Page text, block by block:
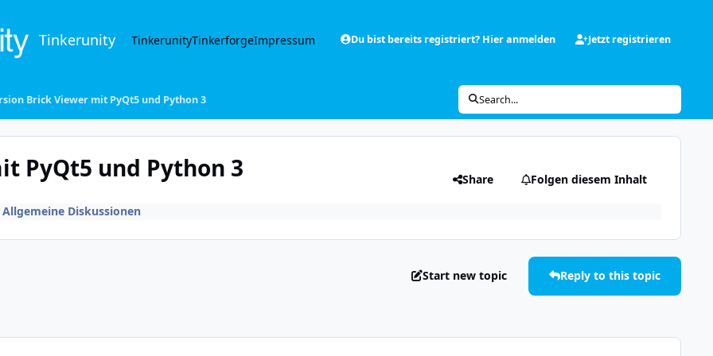
Tinkerunity TinkerunityTinkerforgeImpressum Du bist bereits registriert? Hier anmelden Jetzt registrieren
Brick Viewer mit PyQt5 und Python 3 Search...
PyQt5 und Python 3 Share Folgen diesem Inhalt
Allgemeine Diskussionen
Start new topic Reply to this topic